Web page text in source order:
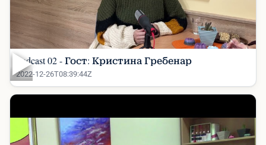
▶
Podcast 02 - Гост: Кристина Гребенар
2022-12-26T08:39:44Z